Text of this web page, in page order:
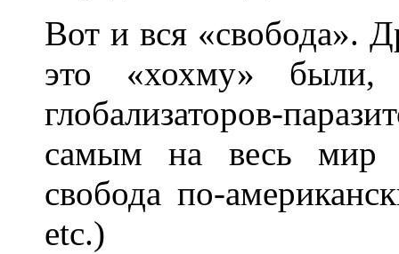
Вот и вся «свобода».
это «хохму»
глобализаторов-
самым на весь мир
свобода по-
etc.)